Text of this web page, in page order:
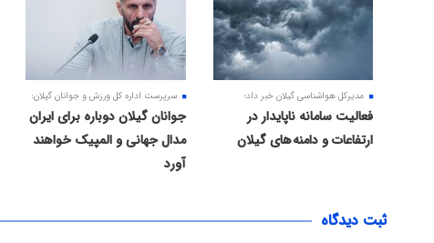
مدیرکل هواشناسی گیلان خبر داد؛
فعالیت سامانه ناپایدار در
ارتفاعات و دامنه های گیلان
سرپرست اداره کل ورزش و جوانان گیلان:
جوانان گیلان دوباره برای ایران
مدال جهانی و المپیک خواهند
آورد
ثبت دیدگاه